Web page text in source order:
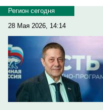
Регион сегодня
28 Мая 2026, 14:14